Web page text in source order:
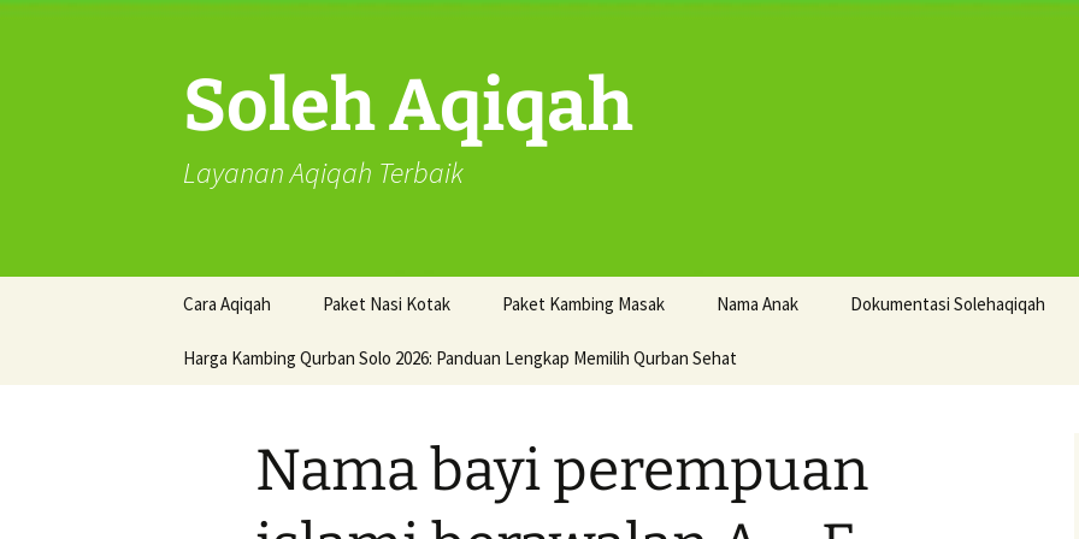
Soleh Aqiqah
Layanan Aqiqah Terbaik
Cara Aqiqah Paket Nasi Kotak Paket Kambing Masak Nama Anak Dokumentasi Solehaqiqah
Harga Kambing Qurban Solo 2026: Panduan Lengkap Memilih Qurban Sehat
Nama bayi perempuan